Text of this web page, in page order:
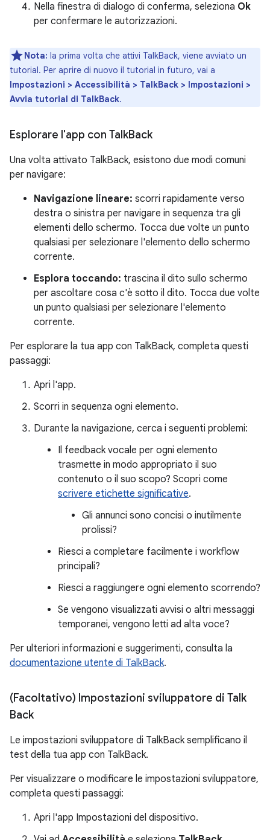
Nella finestra di dialogo di conferma, seleziona Ok
per confermare le autorizzazioni.
Nota: la prima volta che attivi TalkBack, viene avviato un
tutorial. Per aprire di nuovo il tutorial in futuro, vai a
Impostazioni > Accessibilità > TalkBack > Impostazioni >
Avvia tutorial di TalkBack.
Esplorare l'app con TalkBack
Una volta attivato TalkBack, esistono due modi comuni
per navigare:
Navigazione lineare: scorri rapidamente verso
destra o sinistra per navigare in sequenza tra gli
elementi dello schermo. Tocca due volte un punto
qualsiasi per selezionare l'elemento dello schermo
corrente.
Esplora toccando: trascina il dito sullo schermo
per ascoltare cosa c'è sotto il dito. Tocca due volte
un punto qualsiasi per selezionare l'elemento
corrente.
Per esplorare la tua app con TalkBack, completa questi
passaggi:
Apri l'app.
Scorri in sequenza ogni elemento.
Durante la navigazione, cerca i seguenti problemi:
Il feedback vocale per ogni elemento
trasmette in modo appropriato il suo
contenuto o il suo scopo? Scopri come
scrivere etichette significative.
Gli annunci sono concisi o inutilmente
prolissi?
Riesci a completare facilmente i workflow
principali?
Riesci a raggiungere ogni elemento scorrendo?
Se vengono visualizzati avvisi o altri messaggi
temporanei, vengono letti ad alta voce?
Per ulteriori informazioni e suggerimenti, consulta la
documentazione utente di TalkBack.
(Facoltativo) Impostazioni sviluppatore di Talk
Back
Le impostazioni sviluppatore di TalkBack semplificano il
test della tua app con TalkBack.
Per visualizzare o modificare le impostazioni sviluppatore,
completa questi passaggi:
Apri l'app Impostazioni del dispositivo.